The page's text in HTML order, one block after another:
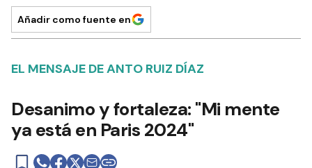
Añadir como fuente en
EL MENSAJE DE ANTO RUIZ DÍAZ
Desanimo y fortaleza: "Mi mente
ya está en Paris 2024"